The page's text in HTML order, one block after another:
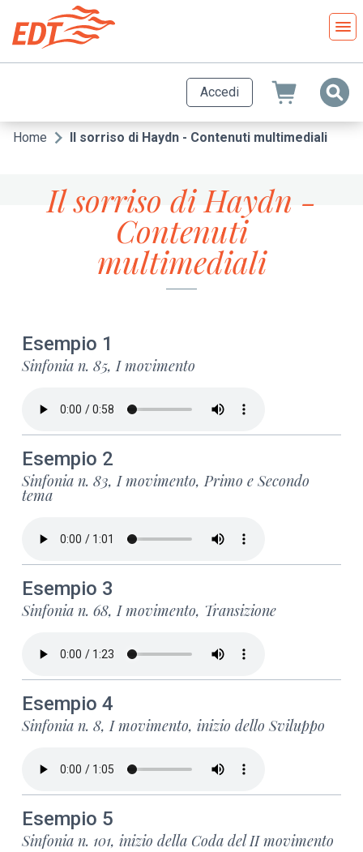
contenuto
principale
Accedi
Briciole
pane
Home Il sorriso di Haydn - Contenuti multimediali
Il sorriso di Haydn -
Contenuti
multimediali
Esempio 1
Sinfonia n. 85, I movimento
Esempio 2
Sinfonia n. 83, I movimento, Primo e Secondo
tema
Esempio 3
Sinfonia n. 68, I movimento, Transizione
Esempio 4
Sinfonia n. 8, I movimento, inizio dello Sviluppo
Esempio 5
Sinfonia n. 101, inizio della Coda del II movimento